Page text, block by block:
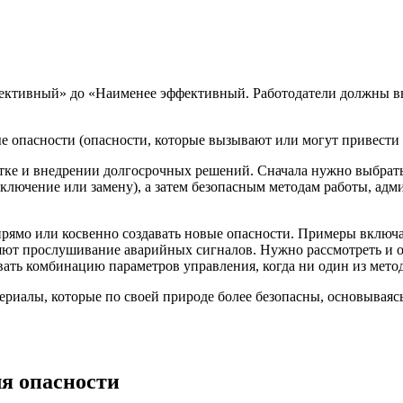
до «Наименее эффективный. Работодатели должны
опасности (опасности, которые вызывают или могут
и внедрении долгосрочных решений. Сначала нужно
или замену), а затем безопасным методам работы,
или косвенно создавать новые опасности. Примеры
прослушивание аварийных сигналов. Нужно рассмотреть и
комбинацию параметров управления, когда ни один из
которые по своей природе более безопасны,
опасности